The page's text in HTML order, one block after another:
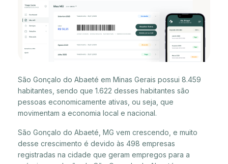
São Gonçalo do Abaeté em Minas Gerais possui 8.459
habitantes, sendo que 1.622 desses habitantes são
pessoas economicamente ativas, ou seja, que
movimentam a economia local e nacional.
São Gonçalo do Abaeté, MG vem crescendo, e muito
desse crescimento é devido às 498 empresas
registradas na cidade que geram empregos para a